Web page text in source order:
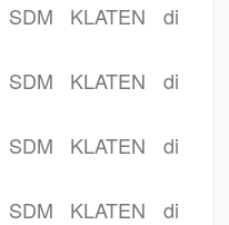
SDM KLATEN di
SDM KLATEN di
SDM KLATEN di
SDM KLATEN di